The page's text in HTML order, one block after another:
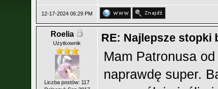
12-17-2024 06:29 PM
Roelia
Użytkownik
Liczba postów: 117
RE: Najlepsze stopki
Mam Patronusa
naprawdę super.